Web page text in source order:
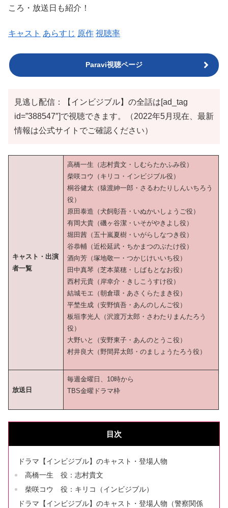
ころ・放送日も紹介！
キャスト あらすじ 原作 視聴率
Paravi視聴ページ
見逃し配信：【インビジブル】の全話は[ad_tag
id=”388547″]で視聴できます。（2022年5月現在、最新
情報は公式サイトでご確認ください）
キャスト・出演
者一覧
高橋一生（志村貴文・しむらたかふみ役）
柴咲コウ（キリコ・インビジブル役）
桐谷健太（猿渡紳一郎・さるわたりしんいちろう
役）
原田泰造（犬飼彰吾・いぬかいしょうご役）
有岡大貴（磯ヶ谷潔・いそがやきよし役）
堀田茜（五十嵐夏樹・いがらしなつき役）
谷恭輔（近松延武・ちかまつのぶたけ役）
酒向芳（塚地敬一・つかじけいいち役）
田中真琴（芝本菜穂・しばもとなお役）
西村元貴（岸幸介・きしこうすけ役）
結城モエ（朝倉環・あさくらたまき役）
平埜生成（安野慎吾・あんのしんご役）
板垣李光人（沢渡万太郎・さわたりまんたろう
役）
大野いと（安野東子・あんのとうこ役）
村井良大（野間昇太郎・のましょうたろう役）
放送日
毎週金曜日、10時から
TBS金曜ドラマ枠
目次
ドラマ【インビジブル】のキャスト・登場人物
高橋一生 役：志村貴文
柴咲コウ 役：キリコ（インビジブル）
ドラマ【インビジブル】のキャスト・登場人物（警察関係